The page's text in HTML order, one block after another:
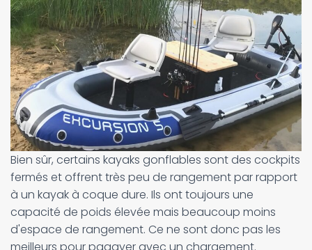
Bien sûr, certains kayaks gonflables sont des cockpits
fermés et offrent très peu de rangement par rapport
à un kayak à coque dure. Ils ont toujours une
capacité de poids élevée mais beaucoup moins
d'espace de rangement. Ce ne sont donc pas les